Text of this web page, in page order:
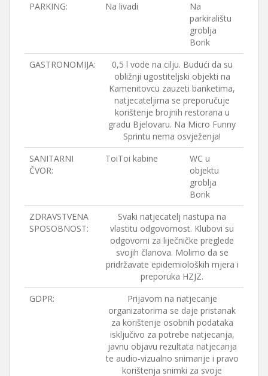
PARKING: Na livadi
Na
parkiralištu
groblja
Borik
GASTRONOMIJA:
0,5 l vode na cilju. Budući da su
obližnji ugostiteljski objekti na
Kamenitovcu zauzeti banketima,
natjecateljima se preporučuje
korištenje brojnih restorana u
gradu Bjelovaru. Na Micro Funny
Sprintu nema osvježenja!
SANITARNI
ČVOR:
ToiToi kabine
WC u
objektu
groblja
Borik
ZDRAVSTVENA
SPOSOBNOST:
Svaki natjecatelj nastupa na
vlastitu odgovornost. Klubovi su
odgovorni za liječničke preglede
svojih članova. Molimo da se
pridržavate epidemioloških mjera i
preporuka HZJZ.
GDPR:
Prijavom na natjecanje
organizatorima se daje pristanak
za korištenje osobnih podataka
isključivo za potrebe natjecanja,
javnu objavu rezultata natjecanja
te audio-vizualno snimanje i pravo
korištenja snimki za svoje